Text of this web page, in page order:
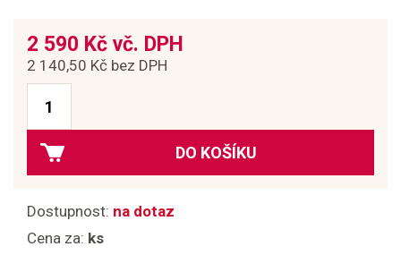
2 590 Kč vč. DPH
2 140,50 Kč bez DPH
DO KOŠÍKU
Dostupnost: na dotaz
Cena za: ks